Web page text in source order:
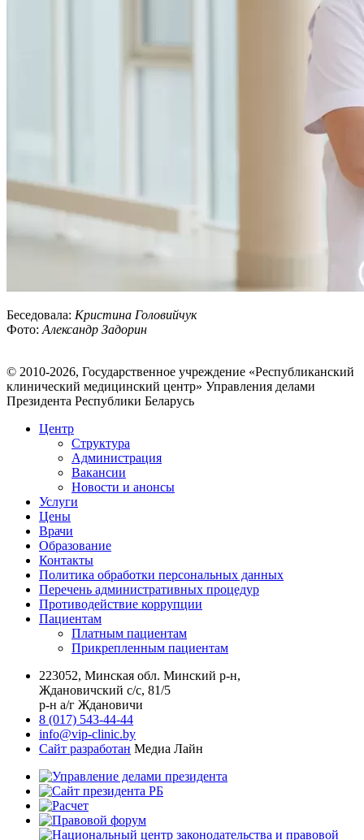
Беседовала: Кристина Головийчук
Фото: Александр Задорин
© 2010-2026, Государственное учреждение «Республиканский
клинический медицинский центр» Управления делами
Президента Республики Беларусь
Центр
Структура
Администрация
Вакансии
Новости и анонсы
Услуги
Цены
Врачи
Образование
Контакты
Политика обработки персональных данных
Перечень административных процедур
Противодействие коррупции
Пациентам
Платным пациентам
Прикрепленным пациентам
223052, Минская обл. Минский р-н,
Ждановичский с/с, 81/5
р-н а/г Ждановичи
8 (017) 543-44-44
info@vip-clinic.by
Сайт разработан Медиа Лайн